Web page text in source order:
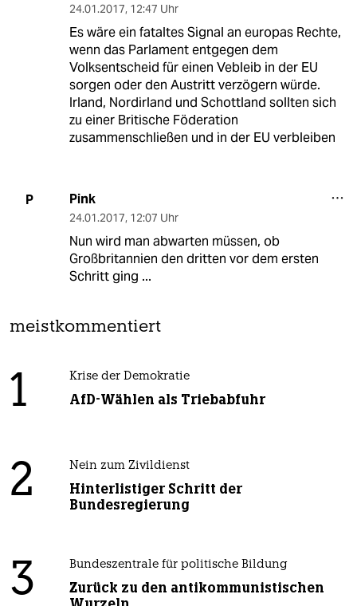
24.01.2017, 12:47 Uhr
Es wäre ein fataltes Signal an europas Rechte,
wenn das Parlament entgegen dem
Volksentscheid für einen Vebleib in der EU
sorgen oder den Austritt verzögern würde.
Irland, Nordirland und Schottland sollten sich
zu einer Britische Föderation
zusammenschließen und in der EU verbleiben
P Pink
24.01.2017, 12:07 Uhr
Nun wird man abwarten müssen, ob
Großbritannien den dritten vor dem ersten
Schritt ging ...
meistkommentiert
1 Krise der Demokratie
AfD-Wählen als Triebabfuhr
2 Nein zum Zivildienst
Hinterlistiger Schritt der
Bundesregierung
3 Bundeszentrale für politische Bildung
Zurück zu den antikommunistischen